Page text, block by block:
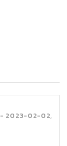
2023-02-02,